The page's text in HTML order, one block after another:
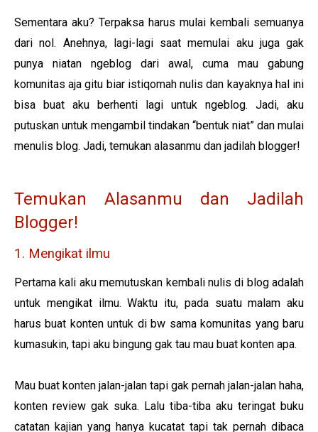
Sementara aku? Terpaksa harus mulai kembali semuanya
dari nol. Anehnya, lagi-lagi saat memulai aku juga gak
punya niatan ngeblog dari awal, cuma mau gabung
komunitas aja gitu biar istiqomah nulis dan kayaknya hal ini
bisa buat aku berhenti lagi untuk ngeblog. Jadi, aku
putuskan untuk mengambil tindakan “bentuk niat” dan mulai
menulis blog. Jadi, temukan alasanmu dan jadilah blogger!
Temukan Alasanmu dan Jadilah
Blogger!
1. Mengikat ilmu
Pertama kali aku memutuskan kembali nulis di blog adalah
untuk mengikat ilmu. Waktu itu, pada suatu malam aku
harus buat konten untuk di bw sama komunitas yang baru
kumasukin, tapi aku bingung gak tau mau buat konten apa.
Mau buat konten jalan-jalan tapi gak pernah jalan-jalan haha,
konten review gak suka. Lalu tiba-tiba aku teringat buku
catatan kajian yang hanya kucatat tapi tak pernah dibaca